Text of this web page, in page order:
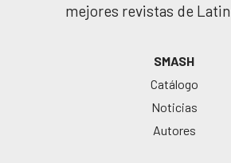
mejores revistas de
SMASH
Catálogo
Noticias
Autores